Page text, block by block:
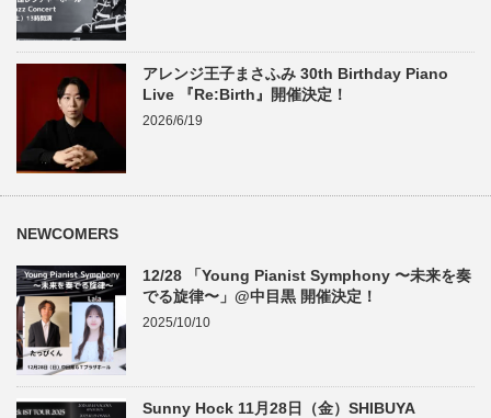
アレンジ王子まさふみ 30th Birthday Piano
Live 『Re:Birth』開催決定！
2026/6/19
NEWCOMERS
12/28 「Young Pianist Symphony 〜未来を奏
でる旋律〜」@中目黒 開催決定！
2025/10/10
Sunny Hock 11月28日（金）SHIBUYA